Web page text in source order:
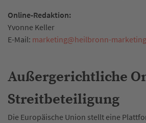
Online-Redaktion:
Yvonne Keller
E-Mail: marketing@heilbronn-
Außergerichtliche
Streitbeteiligung
Die Europäische Union stellt eine